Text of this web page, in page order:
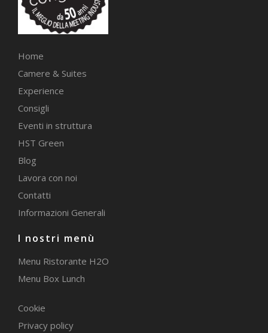
Home
Camere & Suites
Experience
Consigli
Eventi in struttura
HST Green
Blog
Lavora con noi
Contatti
Informazioni Generali
I nostri menù
Menu Ristorante H2O
Menu Box Lunch
Cookie
Privacy policy